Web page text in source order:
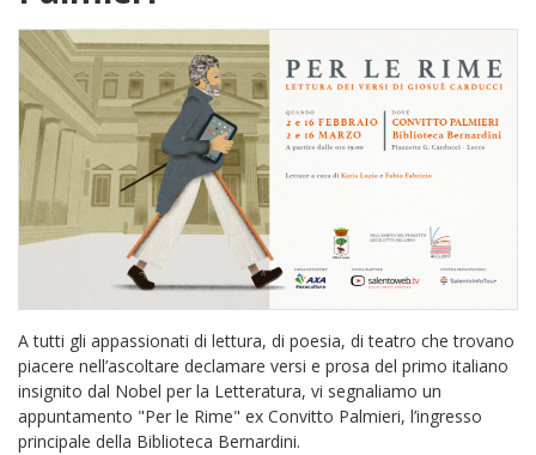
A tutti gli appassionati di lettura, di poesia, di teatro che trovano
piacere nell’ascoltare declamare versi e prosa del primo italiano
insignito dal Nobel per la Letteratura, vi segnaliamo un
appuntamento "Per le Rime" ex Convitto Palmieri, l’ingresso
principale della Biblioteca Bernardini.